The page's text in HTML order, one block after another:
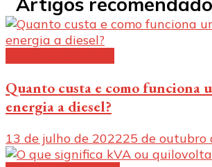
Quanto custa e como funciona
energia a diesel?
13 de julho de 202225 de outubro